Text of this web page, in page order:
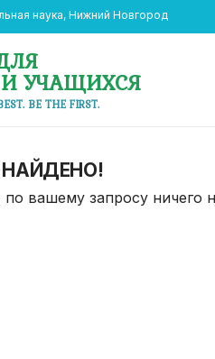
наука, Нижний Новгород
УЧАЩИХСЯ
BE THE FIRST.
НАЙДЕНО!
вашему запросу ничего